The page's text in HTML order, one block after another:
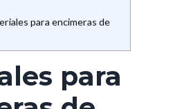
para encimeras de
para